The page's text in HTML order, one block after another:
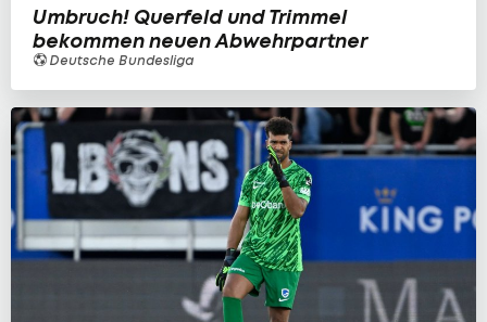
Umbruch! Querfeld und Trimmel
bekommen neuen Abwehrpartner
Deutsche Bundesliga